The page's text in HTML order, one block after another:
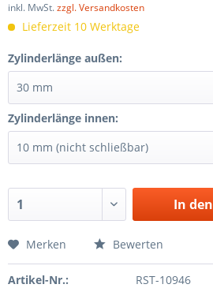
inkl. MwSt.zzgl. Versandkosten
Lieferzeit 10 Werktage
Zylinderlänge außen:
Zylinderlänge innen:
In den
Merken Bewerten
Artikel-Nr.: RST-10946